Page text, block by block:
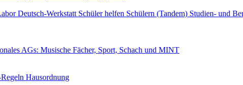
Deutsch-Werkstatt Schüler helfen Schülern (Tandem) Studien- und
AGs: Musische Fächer, Sport, Schach und MINT
Hausordnung